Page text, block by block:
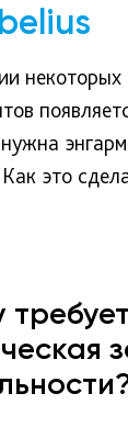
некоторых
это